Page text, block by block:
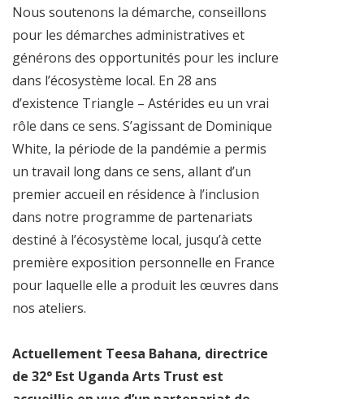
Nous soutenons la démarche, conseillons
pour les démarches administratives et
générons des opportunités pour les inclure
dans l’écosystème local. En 28 ans
d’existence Triangle – Astérides eu un vrai
rôle dans ce sens. S’agissant de Dominique
White, la période de la pandémie a permis
un travail long dans ce sens, allant d’un
premier accueil en résidence à l’inclusion
dans notre programme de partenariats
destiné à l’écosystème local, jusqu’à cette
première exposition personnelle en France
pour laquelle elle a produit les œuvres dans
nos ateliers.
Actuellement Teesa Bahana, directrice
de 32° Est Uganda Arts Trust est